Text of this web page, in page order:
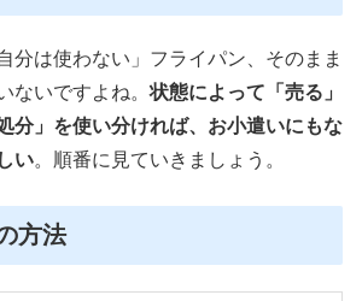
分は使わない」フライパン、そのまま
ないですよね。状態によって「売る」
分」を使い分ければ、お小遣いにもな
い。順番に見ていきましょう。
方法